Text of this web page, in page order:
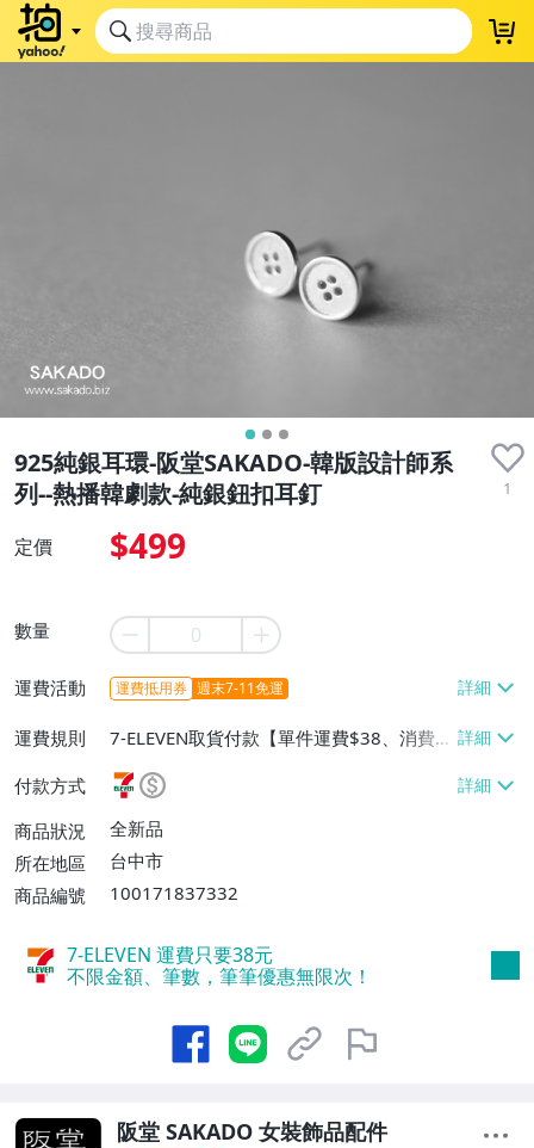
925純銀耳環-阪堂SAKADO-韓版設計師系
列--熱播韓劇款-純銀鈕扣耳釘
1
定價 $499
數量
運費活動 運費抵用券 週末7-11免運
運費規則
7-ELEVEN取貨付款【單件運費$38、消費滿
$690免運費】、郵局掛號【單件運費$60、
消費滿$690免運費】
付款方式
商品狀況
全新品
所在地區
台中市
商品編號
100171837332
7-ELEVEN 運費只要38元
不限金額、筆數，筆筆優惠無限次！
阪堂 SAKADO 女裝飾品配件